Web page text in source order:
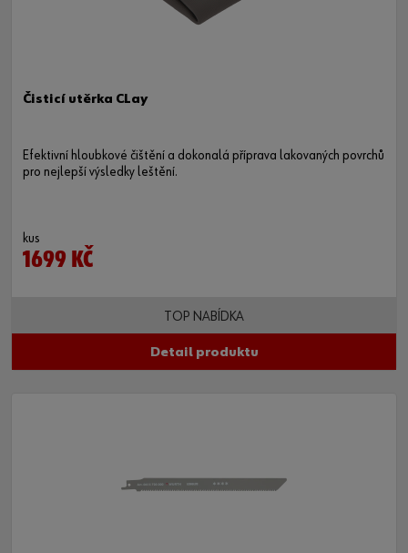
Čisticí utěrka CLay
Efektivní hloubkové čištění a dokonalá příprava lakovaných povrchů
pro nejlepší výsledky leštění.
kus
1699 KČ
TOP NABÍDKA
Detail produktu